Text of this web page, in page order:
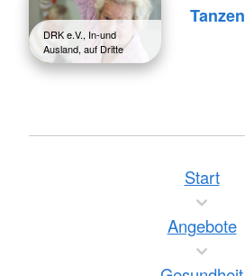
DRK e.V., In-und
Ausland, auf Dritte
Tanzen
Start
Angebote